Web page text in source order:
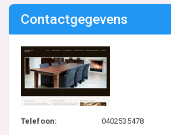
Contactgegevens
Telefoon: 0402535478